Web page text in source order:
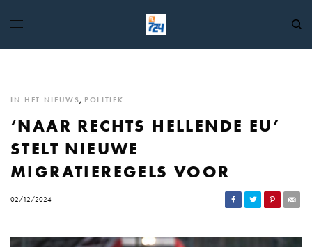
IN HET NIEUWS, POLITIEK
‘NAAR RECHTS HELLENDE EU’
STELT NIEUWE
MIGRATIEREGELS VOOR
02/12/2024